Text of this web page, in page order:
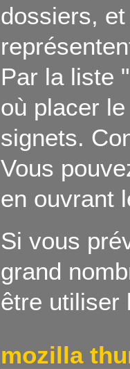
dossiers,
Par la liste
où placer
signets.
Vous
en ouvrant
Si vous
grand
être utiliser
mozilla